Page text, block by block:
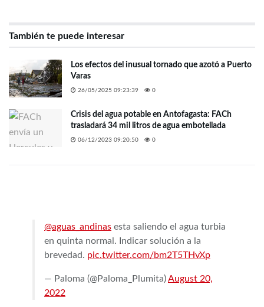
También te puede interesar
Los efectos del inusual tornado que azotó a Puerto
Varas
26/05/2025 09:23:39 0
Crisis del agua potable en Antofagasta: FACh
trasladará 34 mil litros de agua embotellada
06/12/2023 09:20:50 0
@aguas_andinas esta saliendo el agua turbia
en quinta normal. Indicar solución a la
brevedad. pic.twitter.com/bm2T5THvXp
— Paloma (@Paloma_Plumita)August 20,
2022